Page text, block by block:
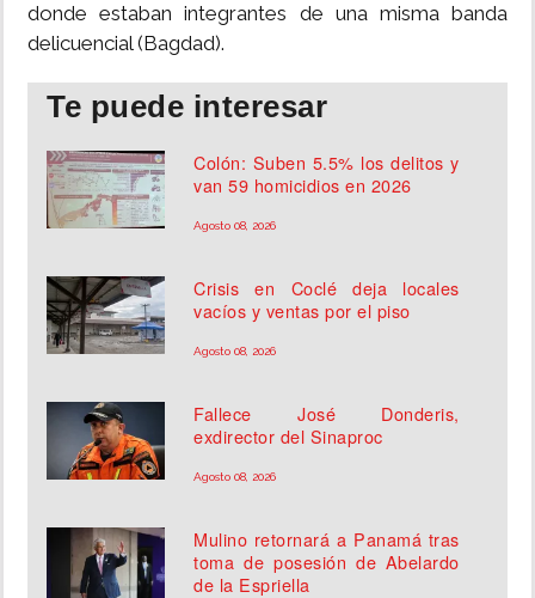
donde estaban integrantes de una misma banda
delicuencial (Bagdad).
Te puede interesar
Colón: Suben 5.5% los delitos y
van 59 homicidios en 2026
Agosto 08, 2026
Crisis en Coclé deja locales
vacíos y ventas por el piso
Agosto 08, 2026
Fallece José Donderis,
exdirector del Sinaproc
Agosto 08, 2026
Mulino retornará a Panamá tras
toma de posesión de Abelardo
de la Espriella